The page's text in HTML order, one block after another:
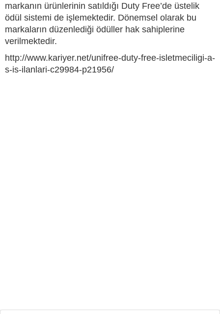
markanın ürünlerinin satıldığı Duty Free’de üstelik
ödül sistemi de işlemektedir. Dönemsel olarak bu
markaların düzenlediği ödüller hak sahiplerine
verilmektedir.
http://www.kariyer.net/unifree-duty-free-isletmeciligi-a-
s-is-ilanlari-c29984-p21956/